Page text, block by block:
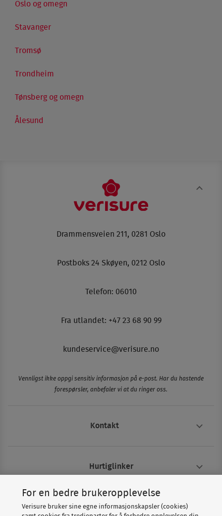
Oslo og omegn
Stavanger
Tromsø
Trondheim
Tønsberg og omegn
Ålesund
Drammensveien 211, 0281 Oslo
Postboks 24 Skøyen, 0212 Oslo
Telefon: 06010
Fra utlandet: +47 23 68 90 99
kundeservice@verisure.no
Vennligst ikke oppgi sensitiv informasjon på e-post. Har du hastende
forespørsler, anbefaler vi at du ringer oss.
Kontakt
Hurtiglinker
Om Verisure
For en bedre brukeropplevelse
Verisure bruker sine egne informasjonskapsler (cookies)